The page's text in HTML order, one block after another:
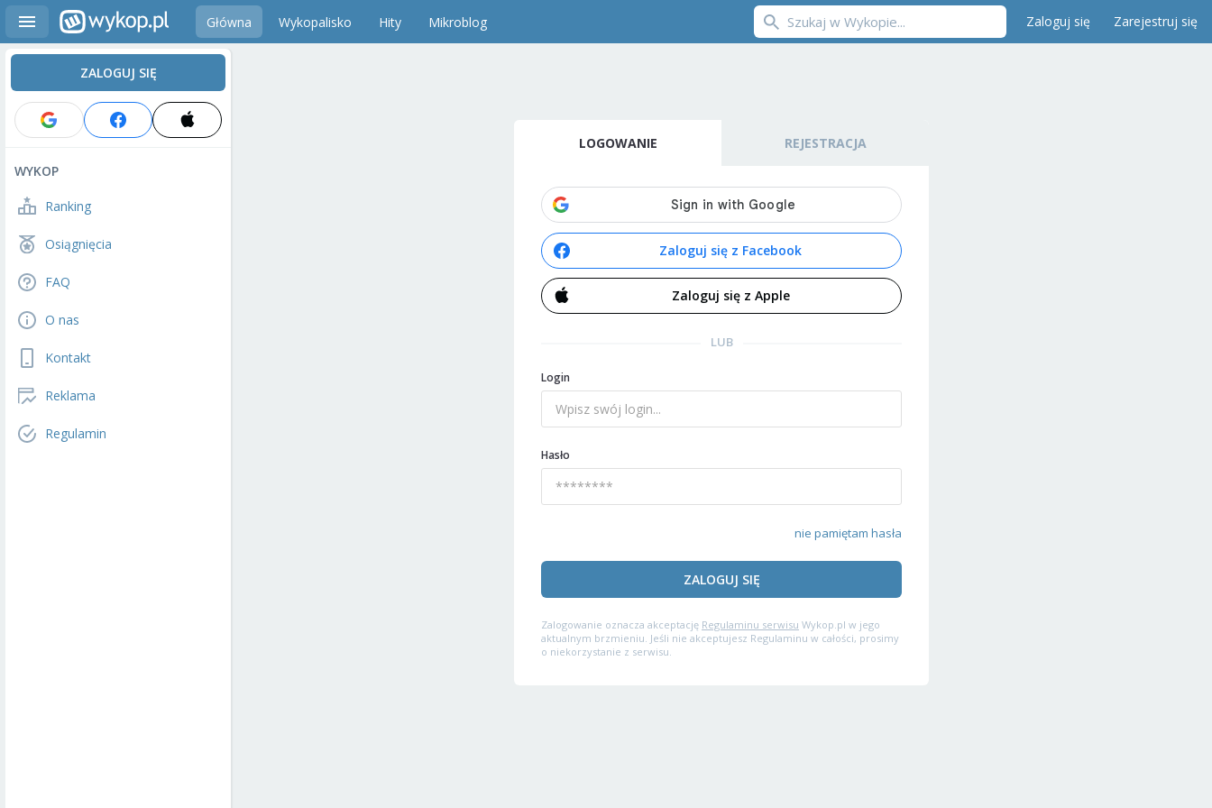
Główna Wykopalisko Hity Mikroblog Zaloguj się Zarejestruj się
ZALOGUJ SIĘ
WYKOP
Ranking
Osiągnięcia
FAQ
O nas
Kontakt
Reklama
Regulamin
LOGOWANIE REJESTRACJA
Zaloguj się z Facebook
Zaloguj się z Apple
LUB
Login
Hasło
nie pamiętam hasła
ZALOGUJ SIĘ
Zalogowanie oznacza akceptację Regulaminu serwisu Wykop.pl w jego
aktualnym brzmieniu. Jeśli nie akceptujesz Regulaminu w całości, prosimy
o niekorzystanie z serwisu.